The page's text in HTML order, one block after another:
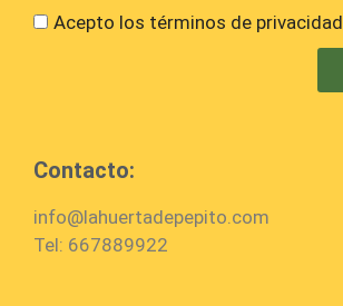
Acepto los términos de privacidad
Contacto:
info@lahuertadepepito.com
Tel: 667889922